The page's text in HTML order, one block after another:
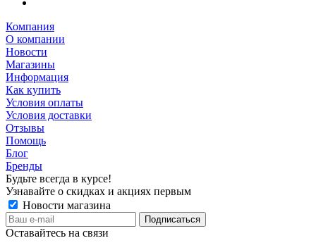
Компания
О компании
Новости
Магазины
Информация
Как купить
Условия оплаты
Условия доставки
Отзывы
Помощь
Блог
Бренды
Будьте всегда в курсе!
Узнавайте о скидках и акциях первым
Новости магазина
Оставайтесь на связи